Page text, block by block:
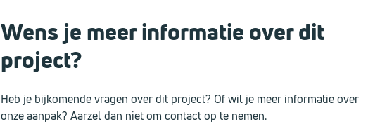
Wens je meer informatie over dit
project?
Heb je bijkomende vragen over dit project? Of wil je meer informatie over
onze aanpak? Aarzel dan niet om contact op te nemen.